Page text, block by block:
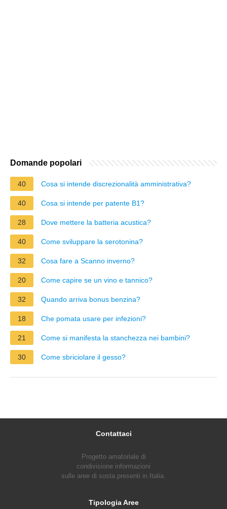
Domande popolari
40 Cosa si intende discrezionalità amministrativa?
40 Cosa si intende per patente B1?
28 Dove mettere la batteria acustica?
40 Come sviluppare la serotonina?
32 Cosa fare a Scanno inverno?
20 Come capire se un vino e tannico?
32 Quando arriva bonus benzina?
18 Che pomata usare per infezioni?
21 Come si manifesta la stanchezza nei bambini?
30 Come sbriciolare il gesso?
Contattaci
Progetto amatoriale di
condivisione informazioni
sulle aree di sosta presenti in Italia.
Tipologia Aree